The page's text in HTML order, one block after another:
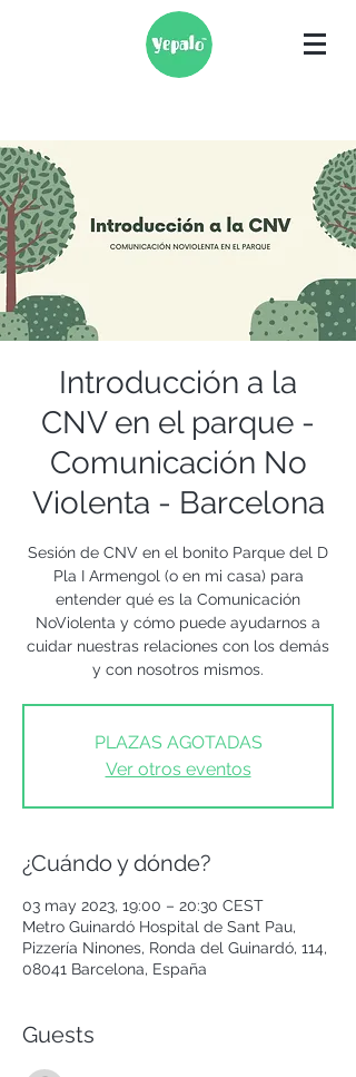
Introducción a la
CNV en el parque -
Comunicación No
Violenta - Barcelona
Sesión de CNV en el bonito Parque del D
Pla I Armengol (o en mi casa) para
entender qué es la Comunicación
NoViolenta y cómo puede ayudarnos a
cuidar nuestras relaciones con los demás
y con nosotros mismos.
PLAZAS AGOTADAS
Ver otros eventos
¿Cuándo y dónde?
03 may 2023, 19:00 – 20:30 CEST
Metro Guinardó Hospital de Sant Pau,
Pizzería Ninones, Ronda del Guinardó, 114,
08041 Barcelona, España
Guests